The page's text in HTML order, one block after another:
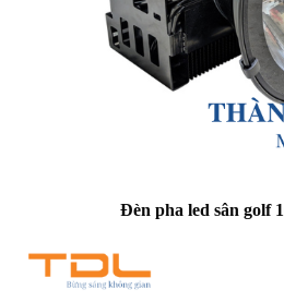
Đèn pha led sân golf